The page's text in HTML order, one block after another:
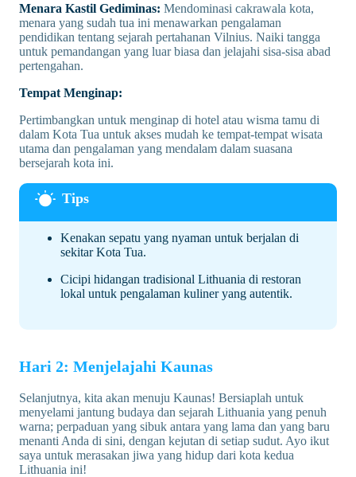
Menara Kastil Gediminas: Mendominasi cakrawala kota,
menara yang sudah tua ini menawarkan pengalaman
pendidikan tentang sejarah pertahanan Vilnius. Naiki tangga
untuk pemandangan yang luar biasa dan jelajahi sisa-sisa abad
pertengahan.
Tempat Menginap:
Pertimbangkan untuk menginap di hotel atau wisma tamu di
dalam Kota Tua untuk akses mudah ke tempat-tempat wisata
utama dan pengalaman yang mendalam dalam suasana
bersejarah kota ini.
Kenakan sepatu yang nyaman untuk berjalan di
sekitar Kota Tua.
Cicipi hidangan tradisional Lithuania di restoran
lokal untuk pengalaman kuliner yang autentik.
Hari 2: Menjelajahi Kaunas
Selanjutnya, kita akan menuju Kaunas! Bersiaplah untuk
menyelami jantung budaya dan sejarah Lithuania yang penuh
warna; perpaduan yang sibuk antara yang lama dan yang baru
menanti Anda di sini, dengan kejutan di setiap sudut. Ayo ikut
saya untuk merasakan jiwa yang hidup dari kota kedua
Lithuania ini!